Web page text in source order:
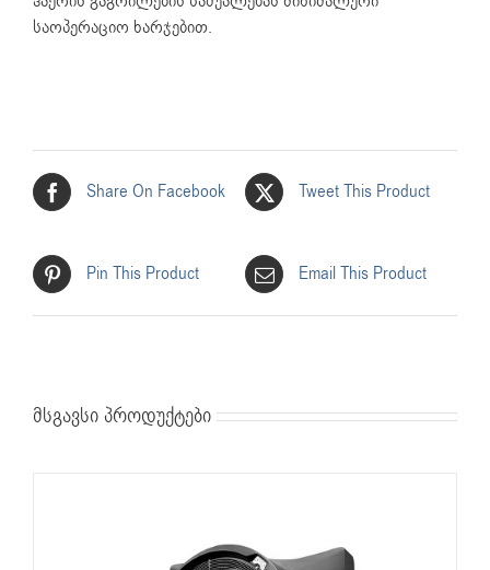
საოპერაციო ხარჯებით.
Share On Facebook Tweet This Product
Pin This Product Email This Product
მსგავსი პროდუქტები